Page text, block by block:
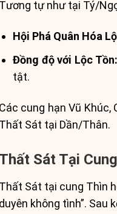
Tương tự như tại Tý/
Hội Phá Quân Hóa
Đồng độ với Lộc Tồn:
tật.
Các cung hạn Vũ
Thất Sát tại Dần/Thân.
Thất Sát Tại
Thất Sát tại cung Thìn
duyên không tình”. Sau